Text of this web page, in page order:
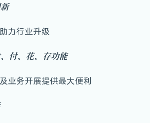
力行业升级
付、花、存功能
业务开展提供最大便利